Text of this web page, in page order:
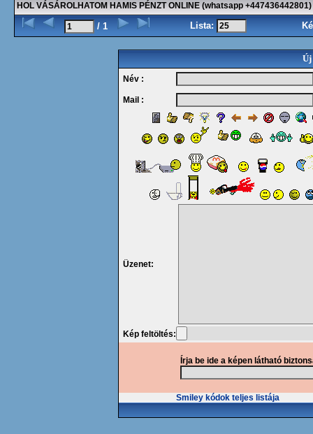
HOL VÁSÁROLHATOM HAMIS PÉNZT ONLINE (whatsapp +447436442801)
/ 1 Lista:
Új
Név :
Mail :
Üzenet:
Kép feltöltés:
Írja be ide a képen látható
Smiley kódok teljes listája